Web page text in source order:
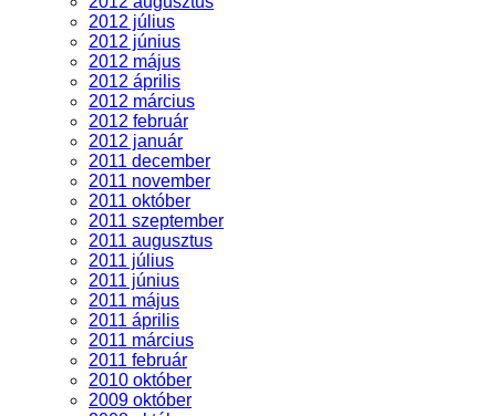
2012 július
2012 június
2012 május
2012 április
2012 március
2012 február
2012 január
2011 december
2011 november
2011 október
2011 szeptember
2011 augusztus
2011 július
2011 június
2011 május
2011 április
2011 március
2011 február
2010 október
2009 október